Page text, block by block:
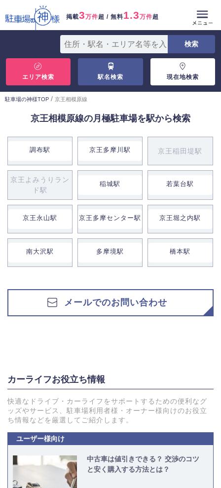
掲載3万件超 / 無料1.3万件超
エリア検索 駅名検索 現在地検索
駐車場の神様TOP / 京王相模原線
京王相模原線の月極駐車場を駅から検索
調布駅 京王多摩川駅 京王稲田堤駅
京王よみうりラン
ド駅
稲城駅 若葉台駅
京王永山駅 京王多摩センター駅 京王堀之内駅
南大沢駅 多摩境駅 橋本駅
メールでのお問い合わせ
カーライフお役立ち情報
快適なドライブ・カーライフをサポートするための便利なグ
ッズやサービス、駐車場利用者様・オーナー様向けのお役立
ち情報などを厳選してご紹介します。
ユーザー様向け
中古車は値引きできる？ 交渉のコツ
と安く購入する方法とは？